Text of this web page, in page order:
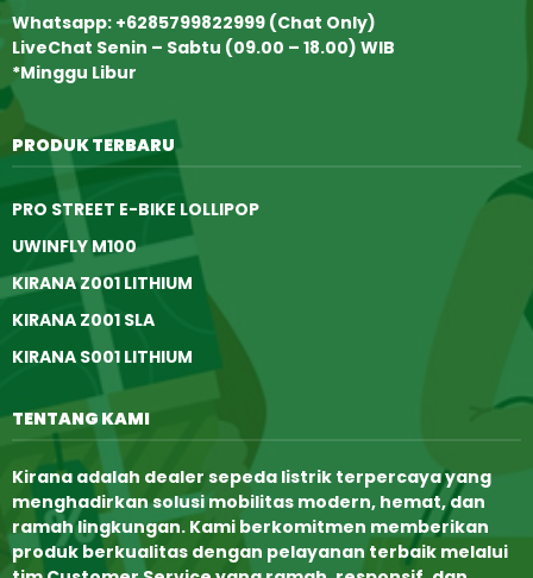
Whatsapp: +6285799822999 (Chat Only)
LiveChat Senin – Sabtu (09.00 – 18.00) WIB
*Minggu Libur
PRODUK TERBARU
PRO STREET E-BIKE LOLLIPOP
UWINFLY M100
KIRANA Z001 LITHIUM
KIRANA Z001 SLA
KIRANA S001 LITHIUM
TENTANG KAMI
Kirana adalah dealer sepeda listrik terpercaya yang
menghadirkan solusi mobilitas modern, hemat, dan
ramah lingkungan. Kami berkomitmen memberikan
produk berkualitas dengan pelayanan terbaik melalui